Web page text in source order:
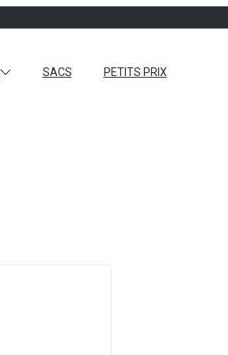
SACS PETITS PRIX